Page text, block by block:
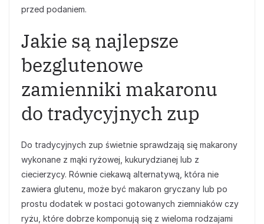
przed podaniem.
Jakie są najlepsze
bezglutenowe
zamienniki makaronu
do tradycyjnych zup
Do tradycyjnych zup świetnie sprawdzają się makarony
wykonane z mąki ryżowej, kukurydzianej lub z
ciecierzycy. Równie ciekawą alternatywą, która nie
zawiera glutenu, może być makaron gryczany lub po
prostu dodatek w postaci gotowanych ziemniaków czy
ryżu, które dobrze komponują się z wieloma rodzajami